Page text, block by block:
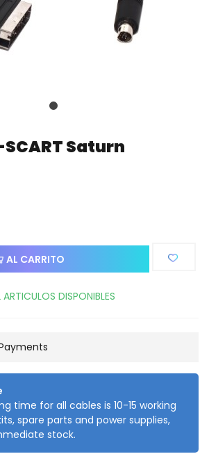
Saturn
AL CARRITO
DISPONIBLES
time for all cables is 10-15 working
spare parts and power supplies,
stock.